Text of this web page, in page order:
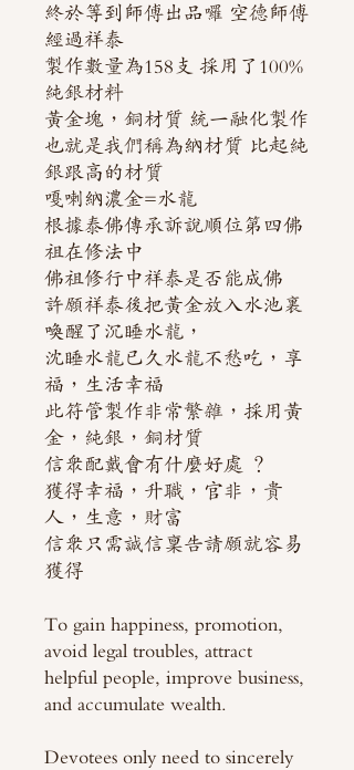
終於等到師傅出品囉 空德師傅
經過祥泰
製作數量為158支 採用了100%
純銀材料
黃金塊，銅材質 統一融化製作
也就是我們稱為納材質 比起純
銀跟高的材質
嘎喇納濃金=水龍
根據泰佛傳承訴說順位第四佛
祖在修法中
佛祖修行中祥泰是否能成佛
許願祥泰後把黃金放入水池裏
喚醒了沉睡水龍，
沈睡水龍已久水龍不愁吃，享
福，生活幸福
此符管製作非常繁雜，採用黃
金，純銀，銅材質
信眾配戴會有什麼好處 ？
獲得幸福，升職，官非，貴
人，生意，財富
信眾只需誠信稟告請願就容易
獲得
To gain happiness, promotion,
avoid legal troubles, attract
helpful people, improve business,
and accumulate wealth.
Devotees only need to sincerely